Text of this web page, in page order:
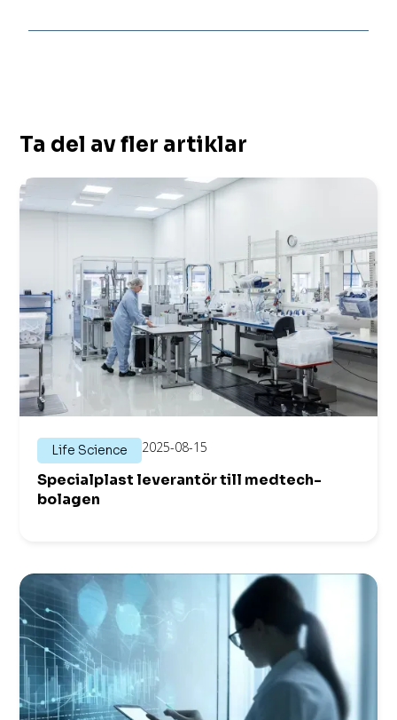
Ta del av fler artiklar
Life Science 2025-08-15
Specialplast leverantör till medtech-
bolagen